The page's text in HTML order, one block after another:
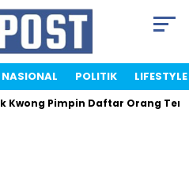
NASIONAL POLITIK LIFESTYLE
Pimpin Daftar Orang